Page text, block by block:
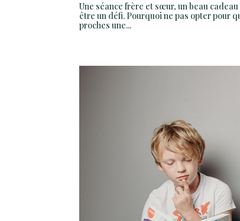
Une séance frère et sœur, un beau
être un défi. Pourquoi ne pas opter pour
proches une...